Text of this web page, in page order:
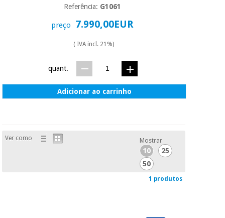
cirúrgico
Desportos
Vestuário
Referência: G1061
preço 7.990,00EUR
( IVA incl. 21%)
quant.
Adicionar ao carrinho
Ver como Mostrar
10
25
50
1 produtos